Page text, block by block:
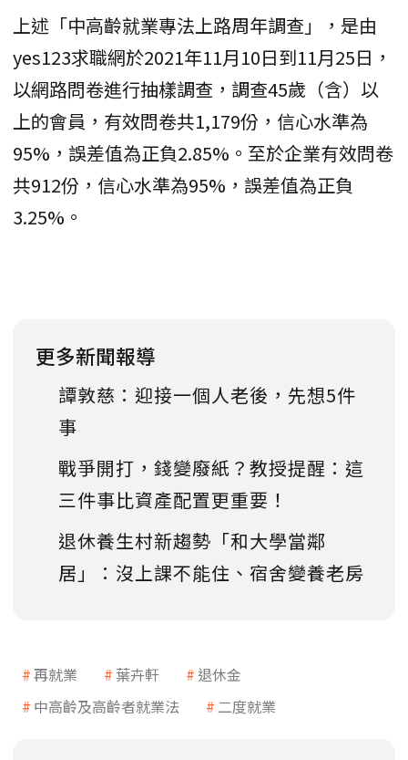
上述「中高齡就業專法上路周年調查」，是由
yes123求職網於2021年11月10日到11月25日，
以網路問卷進行抽樣調查，調查45歲（含）以
上的會員，有效問卷共1,179份，信心水準為
95%，誤差值為正負2.85%。至於企業有效問卷
共912份，信心水準為95%，誤差值為正負
3.25%。
更多新聞報導
譚敦慈：迎接一個人老後，先想5件
事
戰爭開打，錢變廢紙？教授提醒：這
三件事比資產配置更重要！
退休養生村新趨勢「和大學當鄰
居」：沒上課不能住、宿舍變養老房
再就業 葉卉軒
退休金
中高齡及高齡者就業法
二度就業